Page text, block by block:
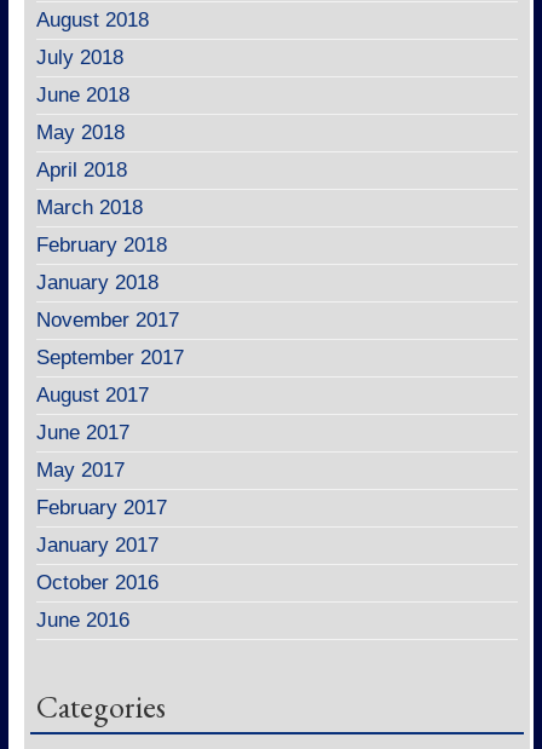
August 2018
July 2018
June 2018
May 2018
April 2018
March 2018
February 2018
January 2018
November 2017
September 2017
August 2017
June 2017
May 2017
February 2017
January 2017
October 2016
June 2016
Categories